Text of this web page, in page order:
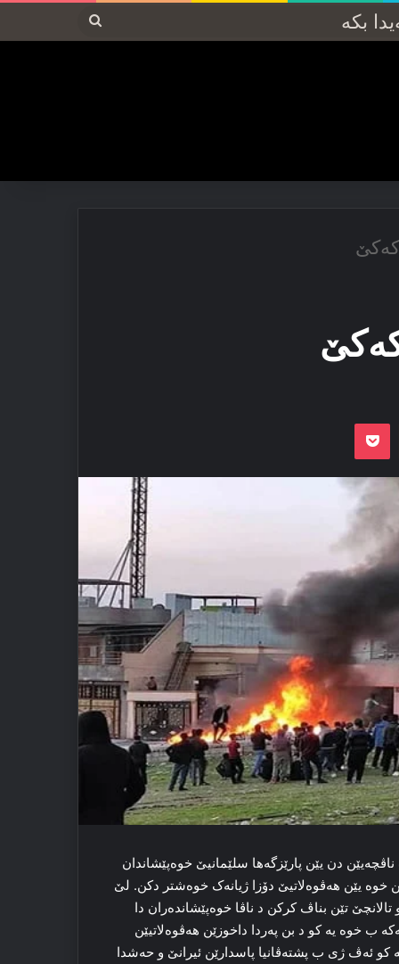
پەیدا
Odnoklassniki
Pocket
دن یێن پارێزگەھا سلێمانیێ خوه‌پێشاندان
خوه‌ یێن هه‌ڤوه‌لاتیێ دۆزا ژیانه‌ک خوه‌شتر دكن. لێ
تێن بناڤ كركن د ناڤا خوه‌پێشانده‌ران دا
ب خوه‌ یه‌ كو د بن پەردا داخوزێن ھەڤوەلاتیێن
كو ئەڤ ژی ب پشتەڤانیا پاسدارێن ئیرانێ و حەشدا